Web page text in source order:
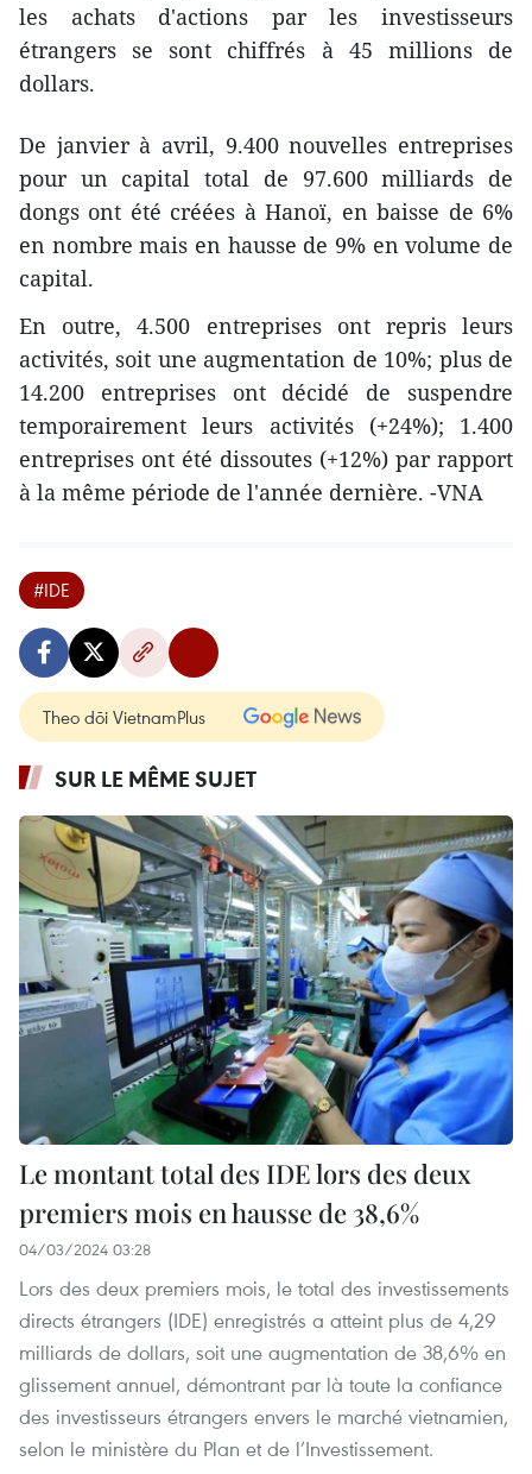
les achats d'actions par les investisseurs
étrangers se sont chiffrés à 45 millions de
dollars.
De janvier à avril, 9.400 nouvelles entreprises
pour un capital total de 97.600 milliards de
dongs ont été créées à Hanoï, en baisse de 6%
en nombre mais en hausse de 9% en volume de
capital.
En outre, 4.500 entreprises ont repris leurs
activités, soit une augmentation de 10%; plus de
14.200 entreprises ont décidé de suspendre
temporairement leurs activités (+24%); 1.400
entreprises ont été dissoutes (+12%) par rapport
à la même période de l'année dernière. -VNA
#IDE
Theo dõi VietnamPlus
SUR LE MÊME SUJET
Le montant total des IDE lors des deux
premiers mois en hausse de 38,6%
04/03/2024 03:28
Lors des deux premiers mois, le total des investissements
directs étrangers (IDE) enregistrés a atteint plus de 4,29
milliards de dollars, soit une augmentation de 38,6% en
glissement annuel, démontrant par là toute la confiance
des investisseurs étrangers envers le marché vietnamien,
selon le ministère du Plan et de l’Investissement.